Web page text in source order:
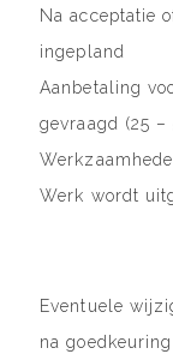
Na acceptatie
ingepland
Aanbetaling
gevraagd (25 –
Werk wordt
Eventuele
na